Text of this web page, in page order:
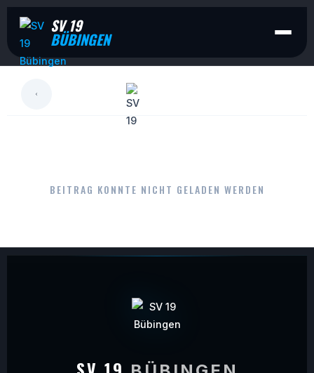
SV 19
BÜBINGEN
BEITRAG KONNTE NICHT GELADEN WERDEN